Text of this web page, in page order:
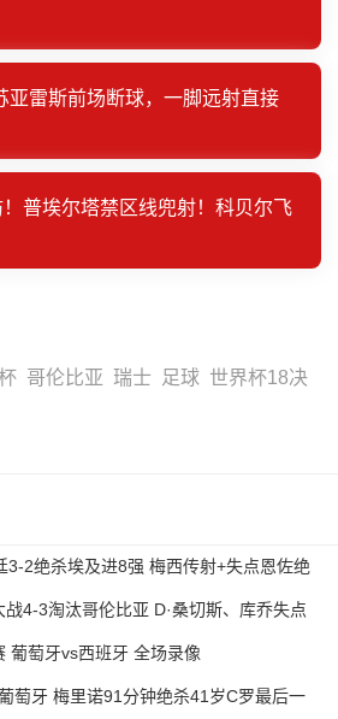
亚雷斯前场断球，一脚远射直接
普埃尔塔禁区线兜射！科贝尔飞
哥伦比亚 瑞士 足球 世界杯18决
3-2绝杀埃及进8强 梅西传射+失点恩佐绝
4-3淘汰哥伦比亚 D·桑切斯、库乔失点
葡萄牙vs西班牙 全场录像
萄牙 梅里诺91分钟绝杀41岁C罗最后一